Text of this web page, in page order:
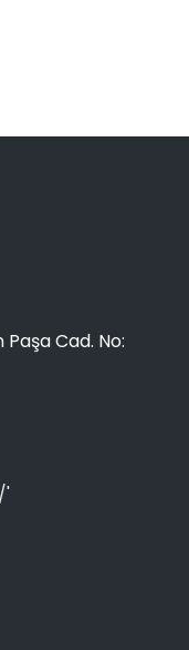
Cad. No:
'